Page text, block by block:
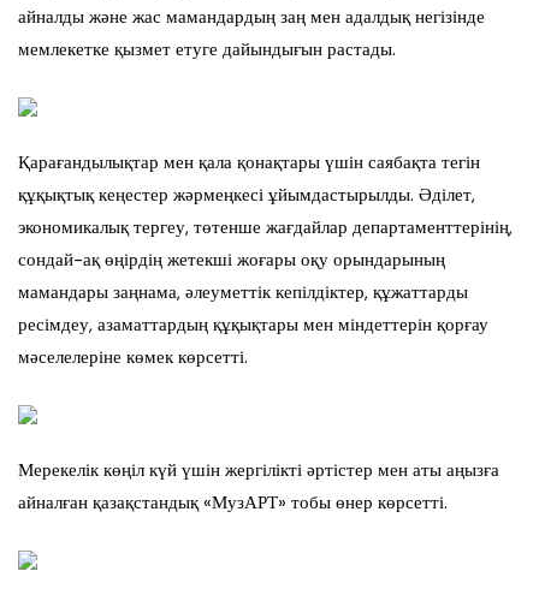
айналды және жас мамандардың заң мен адалдық негізінде
мемлекетке қызмет етуге дайындығын растады.
Қарағандылықтар мен қала қонақтары үшін саябақта тегін
құқықтық кеңестер жәрмеңкесі ұйымдастырылды. Әділет,
экономикалық тергеу, төтенше жағдайлар департаменттерінің,
сондай-ақ өңірдің жетекші жоғары оқу орындарының
мамандары заңнама, әлеуметтік кепілдіктер, құжаттарды
ресімдеу, азаматтардың құқықтары мен міндеттерін қорғау
мәселелеріне көмек көрсетті.
Мерекелік көңіл күй үшін жергілікті әртістер мен аты аңызға
айналған қазақстандық «МузАРТ» тобы өнер көрсетті.